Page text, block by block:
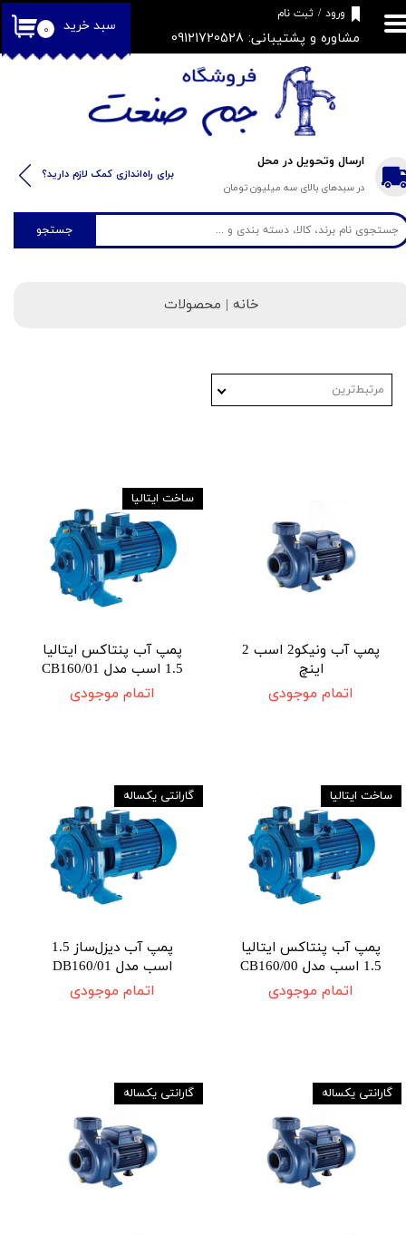
جستجو
ارسال وتحویل در محل
در سبدهای بالای سه میلیون تومان
مشاوره و پشتیبانی: 09121720528 ۰ سبد خرید
ورود / ثبت نام
حساب کاربری من
تغییر گذر واژه
خروج از حساب کاربری
​​برای راه‌اندازی کمک لازم دارید؟
خانه | محصولات
مرتبط‌ترین
پمپ آب ونیکو2 اسب 2
اینچ
اتمام موجودی
پمپ آب پنتاکس ایتالیا
1.5 اسب مدل CB160/01
اتمام موجودی
ساخت ایتالیا
پمپ آب پنتاکس ایتالیا
1.5 اسب مدل CB160/00
اتمام موجودی
ساخت ایتالیا
پمپ آب دیزل‌ساز 1.5
اسب مدل DB160/01
اتمام موجودی
گارانتی یکساله
گارانتی یکساله گارانتی یکساله